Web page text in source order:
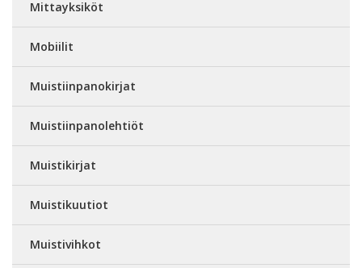
Mittayksiköt
Mobiilit
Muistiinpanokirjat
Muistiinpanolehtiöt
Muistikirjat
Muistikuutiot
Muistivihkot